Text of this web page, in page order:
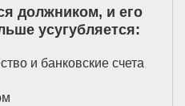
должником, и его
усугубляется:
и банковские счета